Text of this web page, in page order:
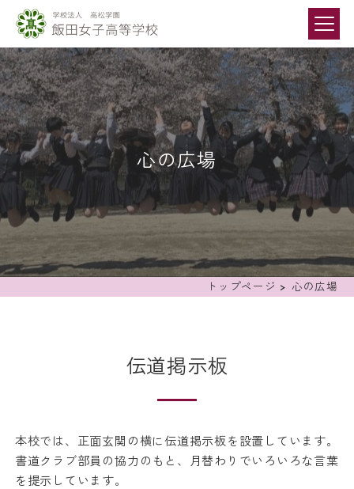
心の広場
トップページ > 心の広場
伝道掲示板
本校では、正面玄関の横に伝道掲示板を設置しています。
書道クラブ部員の協力のもと、月替わりでいろいろな言葉
を提示しています。